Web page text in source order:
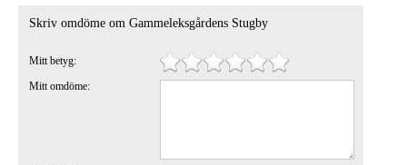
Skriv omdöme om Gammeleksgårdens Stugby
Mitt betyg:
Mitt omdöme: